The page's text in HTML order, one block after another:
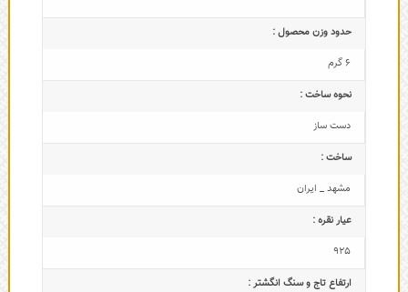
حدود وزن محصول :
6 گرم
نحوه ساخت :
دست ساز
ساخت :
مشهد _ ایران
عیار نقره :
925
ارتفاع تاج و سنگ انگشتر :